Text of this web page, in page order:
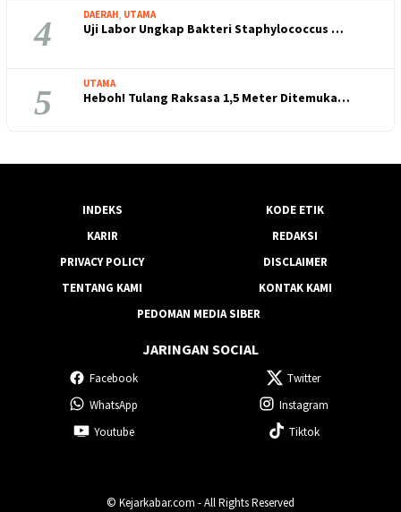
4 DAERAH, UTAMA
Uji Labor Ungkap Bakteri Staphylococcus …
5 UTAMA
Heboh! Tulang Raksasa 1,5 Meter Ditemuka…
INDEKS
KODE ETIK
KARIR
REDAKSI
PRIVACY POLICY
DISCLAIMER
TENTANG KAMI
KONTAK KAMI
PEDOMAN MEDIA SIBER
JARINGAN SOCIAL
Facebook
Twitter
WhatsApp
Instagram
Youtube
Tiktok
© Kejarkabar.com - All Rights Reserved